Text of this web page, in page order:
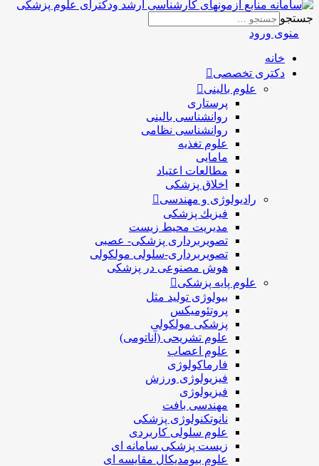
جستجو
منوی ورود
خانه
دکتری تخصصی
علوم بالینی
پرستاری
روانشناسی بالینی
روانشناسی نظامی
علوم تغذیه
مامایی
مطالعات اعتیاد
اخلاق پزشکی
رادیولوژی و مهندسی
فيزيك پزشکی
مدیریت محیط زیست
تصویربرداری پزشکی- عصبی
تصویربرداری-سلولی مولکولی
هوش مصنوعی در پزشکی
علوم پایه پزشکی
بیولوژی تولید مثل
پروتئومیکس
پزشکی مولکولی
علوم تشریحی (آناتومی)
علوم اعصاب
فارماکولوژی
فیزیولوژی ورزش
فیزیولوژی
مهندسی بافت
نانوتکنولوژی پزشکی
علوم سلولی کاربردی
زیست پزشکی سامانه ای
علوم بیومدیکال مقایسه ای